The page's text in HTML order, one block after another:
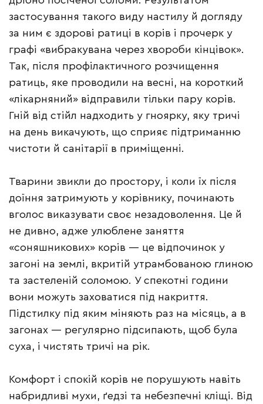
застосування такого виду настилу й догляду
за ним є здорові ратиці в корів і прочерк у
графі «вибракувана через хвороби кінцівок».
Так, після профілактичного розчищення
ратиць, яке проводили на весні, на короткий
«лікарняний» відправили тільки пару корів.
Гній від стійл надходить у гноярку, яку тричі
на день викачують, що сприяє підтриманню
чистоти й санітарії в приміщенні.
Тварини звикли до простору, і коли їх після
доїння затримують у корівнику, починають
вголос виказувати своє незадоволення. Це й
не дивно, адже улюблене заняття
«соняшникових» корів — це відпочинок у
загоні на землі, вкритій утрамбованою глиною
та застеленій соломою. У спекотні години
вони можуть заховатися під накриття.
Підстилку під яким міняють раз на місяць, а в
загонах — регулярно підсипають, щоб була
суха, і чистять тричі на рік.
Комфорт і спокій корів не порушують навіть
набридливі мухи, ґедзі та небезпечні кліщі. Від